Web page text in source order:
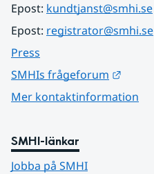
Epost: kundtjanst@smhi.se
Epost: registrator@smhi.se
Press
SMHIs frågeforum
Mer kontaktinformation
SMHI-länkar
Jobba på SMHI